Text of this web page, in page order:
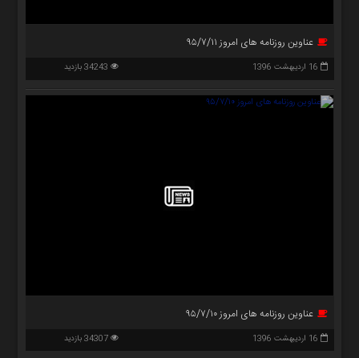
عناوین روزنامه های امروز ۹۵/۷/۱۱
16 اردیبهشت 1396
عناوین روزنامه های امروز ۹۵/۷/۱۰
16 اردیبهشت 1396 34307 بازدید